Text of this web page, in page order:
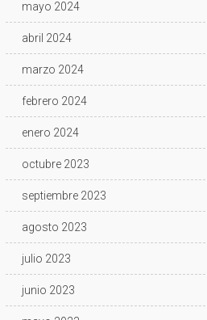
mayo 2024
abril 2024
marzo 2024
febrero 2024
enero 2024
octubre 2023
septiembre 2023
agosto 2023
julio 2023
junio 2023